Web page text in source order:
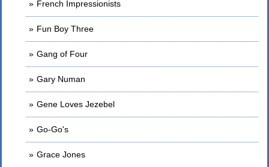
French Impressionists
Fun Boy Three
Gang of Four
Gary Numan
Gene Loves Jezebel
Go-Go's
Grace Jones